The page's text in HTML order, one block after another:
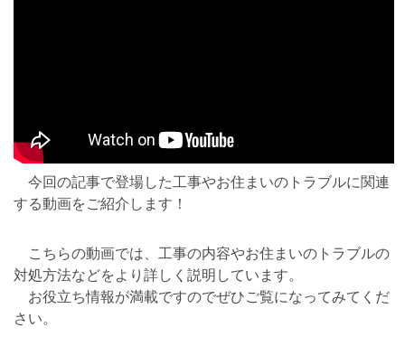
今回の記事で登場した工事やお住まいのトラブルに関連
する動画をご紹介します！
こちらの動画では、工事の内容やお住まいのトラブルの
対処方法などをより詳しく説明しています。
お役立ち情報が満載ですのでぜひご覧になってみてくだ
さい。